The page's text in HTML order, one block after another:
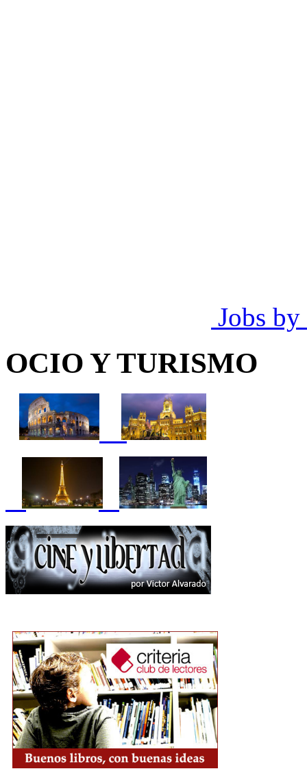
Jobs by
OCIO Y TURISMO